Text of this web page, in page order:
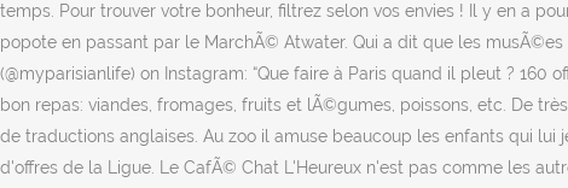
temps. Pour trouver votre bonheur, filtrez selon vos envies ! Il y en a
popote en passant par le MarchÃ© Atwater. Qui a dit que les
(@myparisianlife) on Instagram: “Que faire à Paris quand il pleut ?
bon repas: viandes, fromages, fruits et lÃ©gumes, poissons, etc. De
de traductions anglaises. Au zoo il amuse beaucoup les enfants qui
d'offres de la Ligue. Le CafÃ© Chat L'Heureux n'est pas comme les